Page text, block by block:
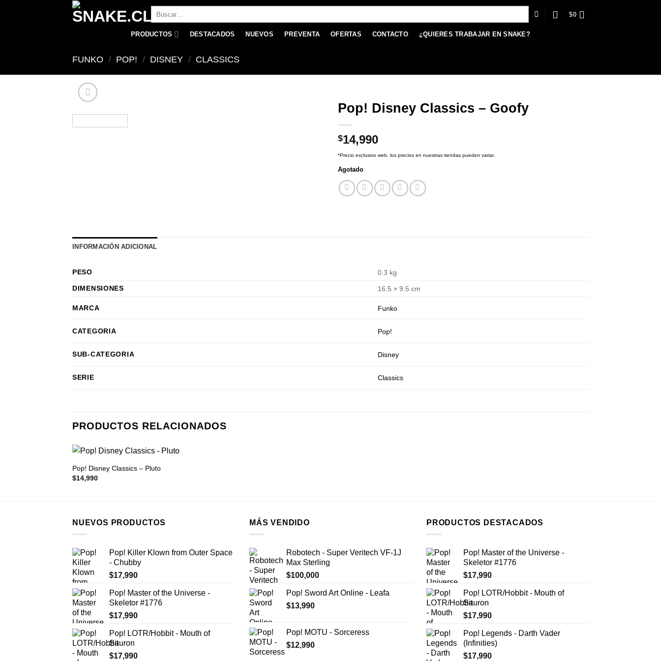
por:
$0
PRODUCTOS DESTACADOS NUEVOS PREVENTA OFERTAS CONTACTO ¿QUIERES TRABAJAR EN SNAKE?
FUNKO / POP! / DISNEY / CLASSICS
Pop! Disney Classics – Goofy
$14,990
*Precio exclusivo web, los precios en nuestras tiendas pueden variar.
Agotado
INFORMACIÓN ADICIONAL
PESO
0.3 kg
DIMENSIONES
16.5 × 9.5 cm
MARCA Funko
CATEGORIA Pop!
SUB-CATEGORIA Disney
SERIE Classics
PRODUCTOS RELACIONADOS
+
Pop! Disney Classics – Pluto
$14,990
NUEVOS PRODUCTOS
Pop! Killer Klown from Outer Space
- Chubby
$17,990
Pop! Master of the Universe -
Skeletor #1776
$17,990
Pop! LOTR/Hobbit - Mouth of
Sauron
$17,990
MÁS VENDIDO
Robotech - Super Veritech VF-1J
Max Sterling
$100,000
Pop! Sword Art Online - Leafa
$13,990
Pop! MOTU - Sorceress
$12,990
PRODUCTOS DESTACADOS
Pop! Master of the Universe -
Skeletor #1776
$17,990
Pop! LOTR/Hobbit - Mouth of
Sauron
$17,990
Pop! Legends - Darth Vader
(Infinities)
$17,990